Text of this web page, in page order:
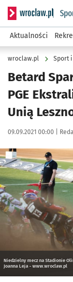
Serwis
Aktualności
wroclaw.pl Sport
Betard
PGE
Unią
Data publikacji:
09.09.2021 00:00 |
Kliknij, aby
Niedzielny mecz na Stadionie
Joanna Leja - www.wroclaw.pl